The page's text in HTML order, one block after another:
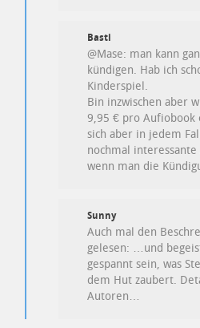
Basti
@Mase: man kann
kündigen. Hab ich
Kinderspiel.
Bin inzwischen aber
9,95 € pro Aufiobook
sich aber in jedem
nochmal
wenn man die
Sunny
Auch mal den
gelesen: …und
gespannt sein, was
dem Hut zaubert.
Autoren…